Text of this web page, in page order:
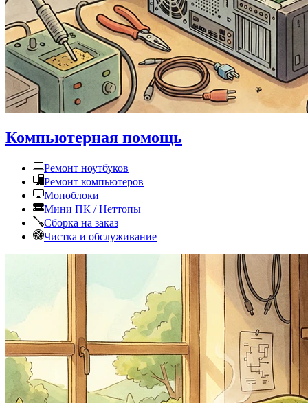
Компьютерная помощь
Ремонт ноутбуков
Ремонт компьютеров
Моноблоки
Мини ПК / Неттопы
Сборка на заказ
Чистка и обслуживание